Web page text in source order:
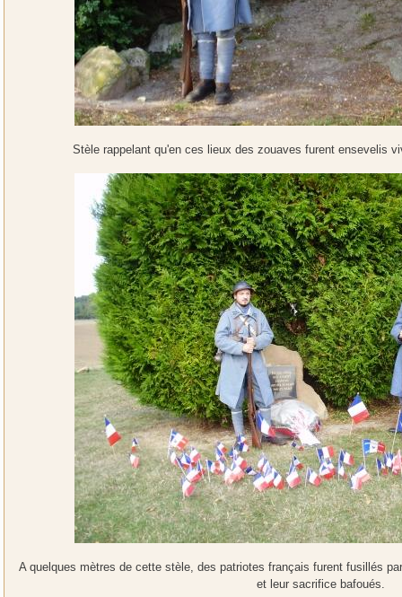
Stèle rappelant qu'en ces lieux des zouaves furent ensevelis
A quelques mètres de cette stèle, des patriotes français furent fusillés
et leur sacrifice bafoués.